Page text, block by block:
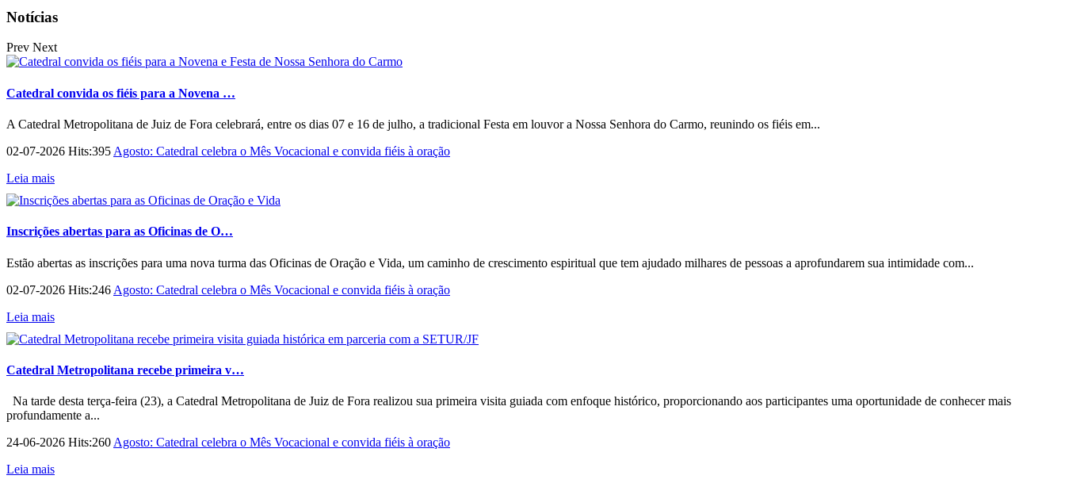
Notícias
Prev Next
Catedral convida os fiéis para a Novena …
A Catedral Metropolitana de Juiz de Fora celebrará, entre os dias 07 e 16 de julho, a tradicional Festa em louvor a Nossa Senhora do Carmo, reunindo os fiéis em...
02-07-2026 Hits:395 Agosto: Catedral celebra o Mês Vocacional e convida fiéis à oração
Leia mais
Inscrições abertas para as Oficinas de O…
Estão abertas as inscrições para uma nova turma das Oficinas de Oração e Vida, um caminho de crescimento espiritual que tem ajudado milhares de pessoas a aprofundarem sua intimidade com...
02-07-2026 Hits:246 Agosto: Catedral celebra o Mês Vocacional e convida fiéis à oração
Leia mais
Catedral Metropolitana recebe primeira v…
Na tarde desta terça-feira (23), a Catedral Metropolitana de Juiz de Fora realizou sua primeira visita guiada com enfoque histórico, proporcionando aos participantes uma oportunidade de conhecer mais
profundamente a...
24-06-2026 Hits:260 Agosto: Catedral celebra o Mês Vocacional e convida fiéis à oração
Leia mais